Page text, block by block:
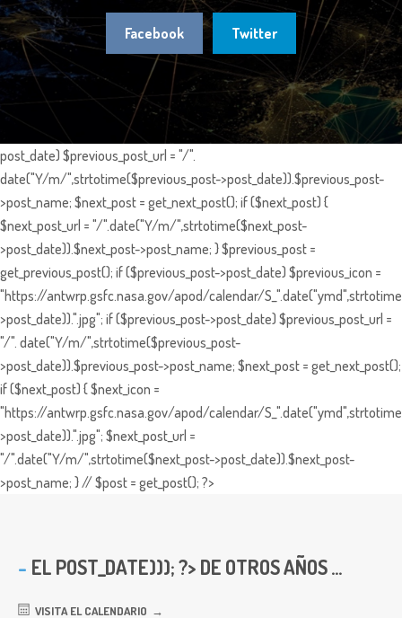
Facebook Twitter
post_date) $previous_post_url = "/".
date("Y/m/",strtotime($previous_post->post_date)).$previous_post-
>post_name; $next_post = get_next_post(); if ($next_post) {
$next_post_url = "/".date("Y/m/",strtotime($next_post-
>post_date)).$next_post->post_name; } $previous_post =
get_previous_post(); if ($previous_post->post_date) $previous_icon =
"https://antwrp.gsfc.nasa.gov/apod/calendar/
>post_date)).".jpg"; if ($previous_post->post_date) $previous_post_url =
"/". date("Y/m/",strtotime($previous_post-
>post_date)).$previous_post->post_name; $next_post = get_next_post();
if ($next_post) { $next_icon =
"https://antwrp.gsfc.nasa.gov/apod/calendar/
>post_date)).".jpg"; $next_post_url =
"/".date("Y/m/",strtotime($next_post->post_date)).$next_post-
>post_name; } // $post = get_post(); ?>
EL POST_DATE))); ?> DE OTROS AÑOS ...
VISITA EL CALENDARIO